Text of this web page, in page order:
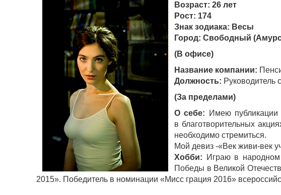
Возраст: 26 лет
Рост: 174
Знак зодиака: Весы
Город: Свободный
(В офисе)
Название компании:
Должность: Руководитель
(За пределами)
О себе: Имею публикации
в благотворительных
необходимо стремиться.
Мой девиз -«Век живи-век
Хобби: Играю в народном
Победы в Великой
2015». Победитель в номинации «Мисс грация 2016»